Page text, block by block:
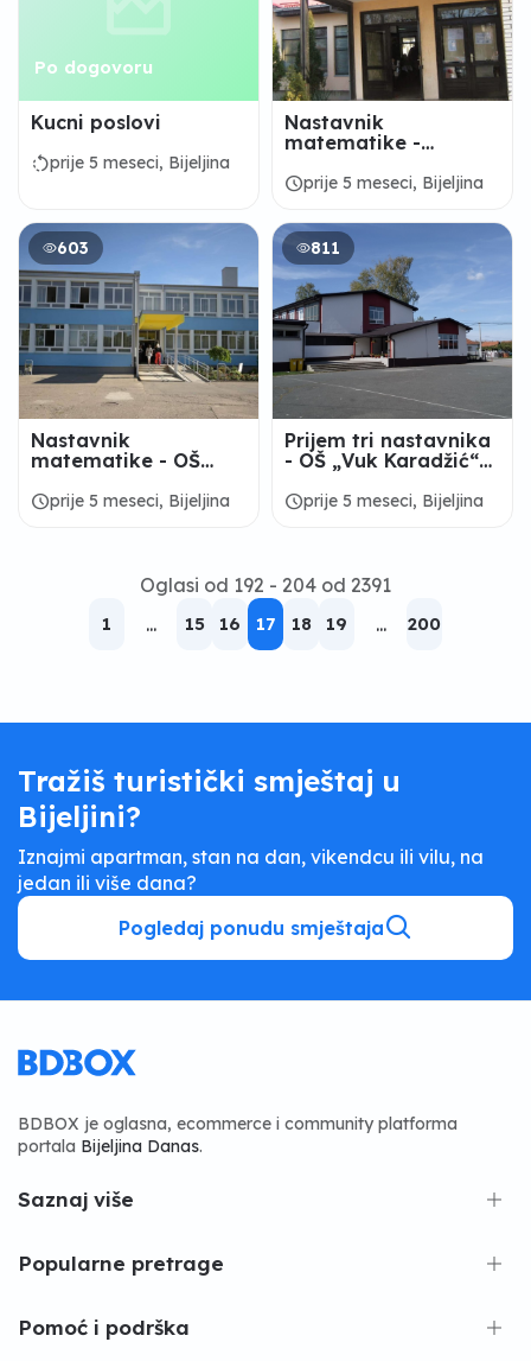
Po dogovoru
Kucni poslovi
rotate_leftprije 5 meseci, Bijeljina
Nastavnik
matematike -
„Mihajlo Pupin“,
scheduleprije 5 meseci, Bijeljina
603
Nastavnik
matematike - OŠ
Semberije" Bijeljina
scheduleprije 5 meseci, Bijeljina
811
Prijem tri nastavnika
- OŠ „Vuk Karadžić“
scheduleprije 5 meseci, Bijeljina
Oglasi od 192 - 204 od 2391
1 ... 15 16 17 18 19 ... 200
Tražiš turistički smještaj u
Bijeljini?
Iznajmi apartman, stan na dan, vikendcu ili vilu, na
jedan ili više dana?
Pogledaj ponudu smještaja
BDBOX je oglasna, ecommerce i community platforma
portala Bijeljina Danas.
Saznaj više
Popularne pretrage
Pomoć i podrška